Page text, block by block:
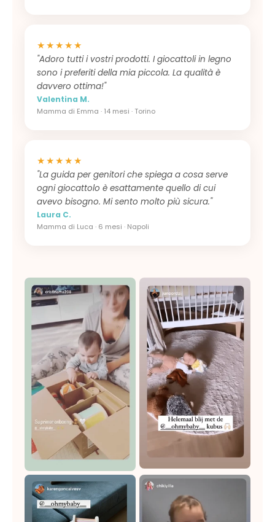
★★★★★
"Adoro tutti i vostri prodotti. I giocattoli in legno
sono i preferiti della mia piccola. La qualità è
davvero ottima!"
Valentina M.
Mamma di Emma · 14 mesi · Torino
★★★★★
"La guida per genitori che spiega a cosa serve
ogni giocattolo è esattamente quello di cui
avevo bisogno. Mi sento molto più sicura."
Laura C.
Mamma di Luca · 6 mesi · Napoli